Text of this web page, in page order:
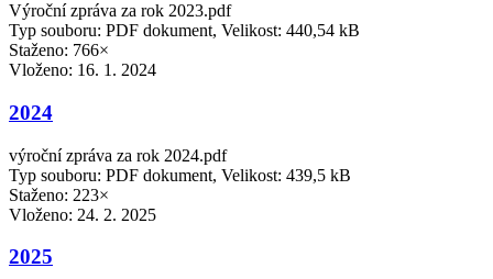
Výroční zpráva za rok 2023.pdf
Typ souboru: PDF dokument, Velikost: 440,54 kB
Staženo: 766×
Vloženo: 16. 1. 2024
2024
výroční zpráva za rok 2024.pdf
Typ souboru: PDF dokument, Velikost: 439,5 kB
Staženo: 223×
Vloženo: 24. 2. 2025
2025